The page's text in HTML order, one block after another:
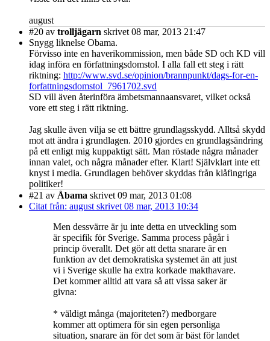
august
#20 av trolljägarn skrivet 08 mar, 2013 21:47
Snygg liknelse Obama.
Förvisso inte en haverikommission, men både SD och KD vill
idag införa en författningsdomstol. I alla fall ett steg i rätt
riktning: http://www.svd.se/opinion/brannpunkt/dags-for-en-
forfattningsdomstol_7961702.svd
SD vill även återinföra ämbetsmannaansvaret, vilket också
vore ett steg i rätt riktning.
Jag skulle även vilja se ett bättre grundlagsskydd. Alltså skydd
mot att ändra i grundlagen. 2010 gjordes en grundlagsändring
på ett enligt mig kuppaktigt sätt. Man röstade några månader
innan valet, och några månader efter. Klart! Självklart inte ett
knyst i media. Grundlagen behöver skyddas från klåfingriga
politiker!
#21 av Åbama skrivet 09 mar, 2013 01:08
Citat från: august skrivet 08 mar, 2013 10:34
Men dessvärre är ju inte detta en utveckling som
är specifik för Sverige. Samma process pågår i
princip överallt. Det gör att detta snarare är en
funktion av det demokratiska systemet än att just
vi i Sverige skulle ha extra korkade makthavare.
Det kommer alltid att vara så att vissa saker är
givna:
* väldigt många (majoriteten?) medborgare
kommer att optimera för sin egen personliga
situation, snarare än för det som är bäst för landet